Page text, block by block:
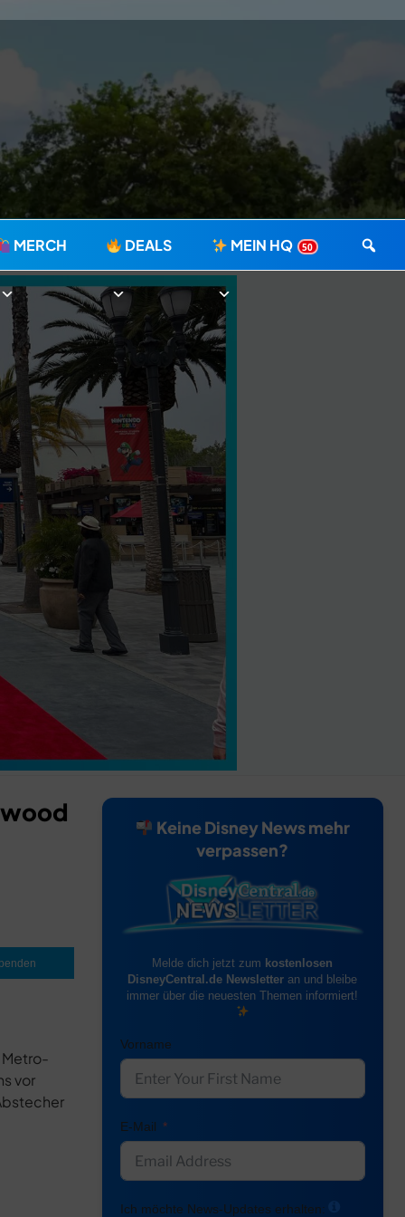
MERCH DEALS MEIN HQ 50
Metro-
vor
Keine Disney News mehr
verpassen?
Melde dich jetzt zum kostenlosen
DisneyCentral.de Newsletter an und bleibe
immer über die neuesten Themen informiert!
Vorname
E-Mail
Ich möchte News-Updates erhalten: